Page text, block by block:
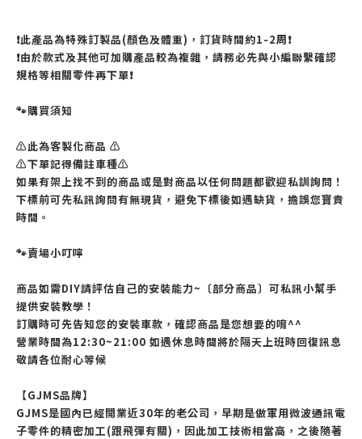
❗️此產品為特殊訂製品(顏色及體重)，訂貨時間約1-2周❗️
❗️由於款式及其他可加購產品較為複雜，請務必先與小編聯繫確認
規格等相關零件再下單❗️
🐾購買須知
⚠️此為客製化商品 ⚠️
⚠️下單記得備註車種⚠️
如果有架上找不到的商品或是對商品以任何問題都歡迎私訓詢問！
下標前可先私訊詢問有無現貨，避免下標後如遇缺貨，擔誤您寶貴
時間。
🐾賣場小叮嚀
商品如需DIY請評估自己的安裝能力~〔部分商品〕可私訊小幫手
提供安裝教學！
訂購時可先告知您的安裝車款，確認商品是您想要的唷^^
營業時間為12:30~21:00 如遇休息時間將於隔天上班時回復訊息
敬請各位耐心等候
【GJMS品牌】
GJMS是國內已經開業近30年的老公司，早期是做軍用微波通訊電
子零件的精密加工(跟飛彈有關)，因此加工技術相當高，之後隨著